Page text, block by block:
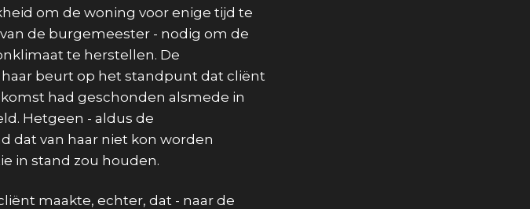
om de woning voor enige tijd te
de burgemeester - nodig om de
te herstellen. De
beurt op het standpunt dat cliënt
had geschonden alsmede in
Hetgeen - aldus de
dat van haar niet kon worden
in stand zou houden.
maakte, echter, dat - naar de